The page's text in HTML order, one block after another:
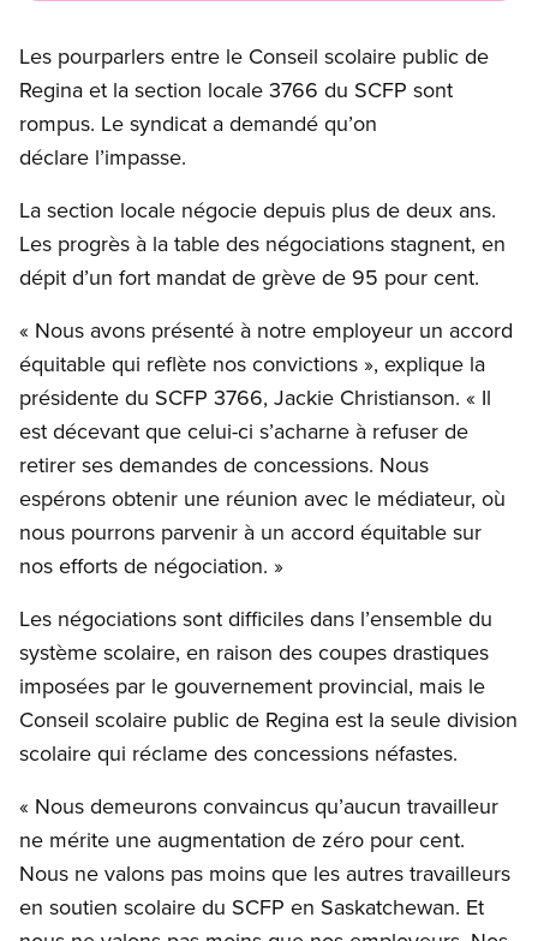
Les pourparlers entre le Conseil scolaire public de
Regina et la section locale 3766 du SCFP sont
rompus. Le syndicat a demandé qu’on
déclare l’impasse.
La section locale négocie depuis plus de deux ans.
Les progrès à la table des négociations stagnent, en
dépit d’un fort mandat de grève de 95 pour cent.
« Nous avons présenté à notre employeur un accord
équitable qui reflète nos convictions », explique la
présidente du SCFP 3766, Jackie Christianson. « Il
est décevant que celui-ci s’acharne à refuser de
retirer ses demandes de concessions. Nous
espérons obtenir une réunion avec le médiateur, où
nous pourrons parvenir à un accord équitable sur
nos efforts de négociation. »
Les négociations sont difficiles dans l’ensemble du
système scolaire, en raison des coupes drastiques
imposées par le gouvernement provincial, mais le
Conseil scolaire public de Regina est la seule division
scolaire qui réclame des concessions néfastes.
« Nous demeurons convaincus qu’aucun travailleur
ne mérite une augmentation de zéro pour cent.
Nous ne valons pas moins que les autres travailleurs
en soutien scolaire du SCFP en Saskatchewan. Et